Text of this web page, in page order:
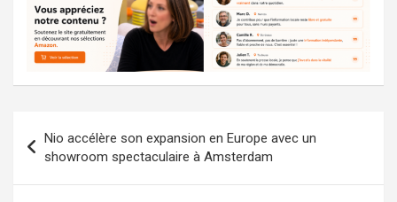
de
l’article
Nio accélère son expansion en Europe avec un
showroom spectaculaire à Amsterdam